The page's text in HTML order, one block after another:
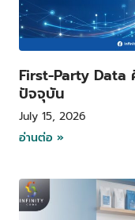
First-Party Data
ปัจจุบัน
July 15, 2026
อ่านต่อ »